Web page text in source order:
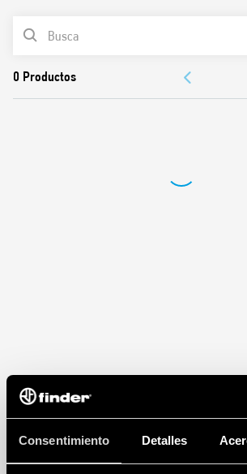
Consentimiento Detalles
Temperatura ajustable (+ 5 … + 37) ° C
Alimentado por batería: 3 V CC (2
LISTA DE PRODUCTOS
APROBACIONES